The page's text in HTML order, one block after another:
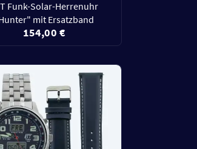
Funk-Solar-Herrenuhr
mit Ersatzband
154,00 €